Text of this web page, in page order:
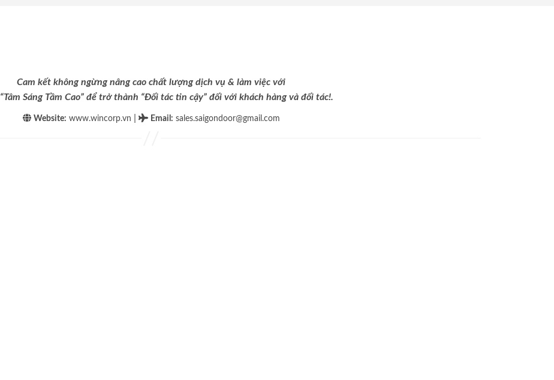
Cam kết không ngừng nâng cao chất lượng dịch vụ & làm việc với
Sáng Tầm Cao” để trở thành “Đối tác tin cậy” đối với khách hàng và đối tác!.
Website: www.wincorp.vn Email : sales.saigondoor@gmail.com